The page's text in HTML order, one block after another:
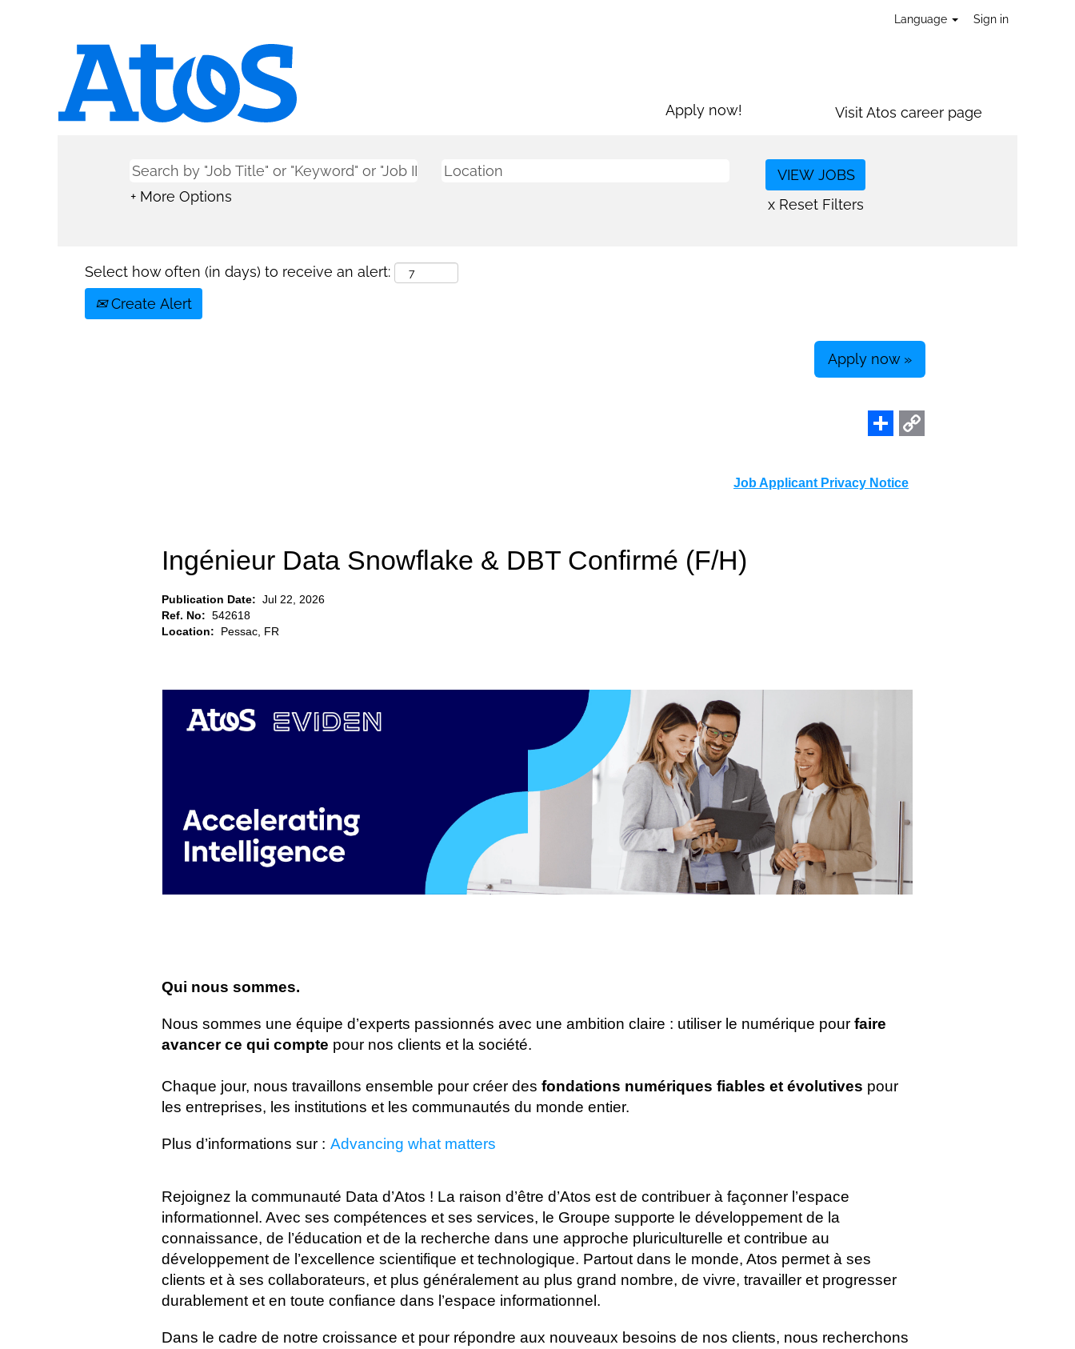
Language Sign in
Apply now! Visit Atos career page
+ More Options x Reset Filters
Select how often (in days) to receive an alert:
Create Alert
Apply now »
Job Applicant Privacy Notice
Ingénieur Data Snowflake & DBT Confirmé (F/H)
Publication Date: Jul 22, 2026
Ref. No: 542618
Location: Pessac, FR
Qui nous sommes.
Nous sommes une équipe d’experts passionnés avec une ambition claire : utiliser le numérique pour faire
avancer ce qui compte pour nos clients et la société.
Chaque jour, nous travaillons ensemble pour créer des fondations numériques fiables et évolutives pour
les entreprises, les institutions et les communautés du monde entier.
Plus d’informations sur : Advancing what matters
Rejoignez la communauté Data d’Atos ! La raison d’être d’Atos est de contribuer à façonner l’espace
informationnel. Avec ses compétences et ses services, le Groupe supporte le développement de la
connaissance, de l’éducation et de la recherche dans une approche pluriculturelle et contribue au
développement de l’excellence scientifique et technologique. Partout dans le monde, Atos permet à ses
clients et à ses collaborateurs, et plus généralement au plus grand nombre, de vivre, travailler et progresser
durablement et en toute confiance dans l’espace informationnel.
Dans le cadre de notre croissance et pour répondre aux nouveaux besoins de nos clients, nous recherchons